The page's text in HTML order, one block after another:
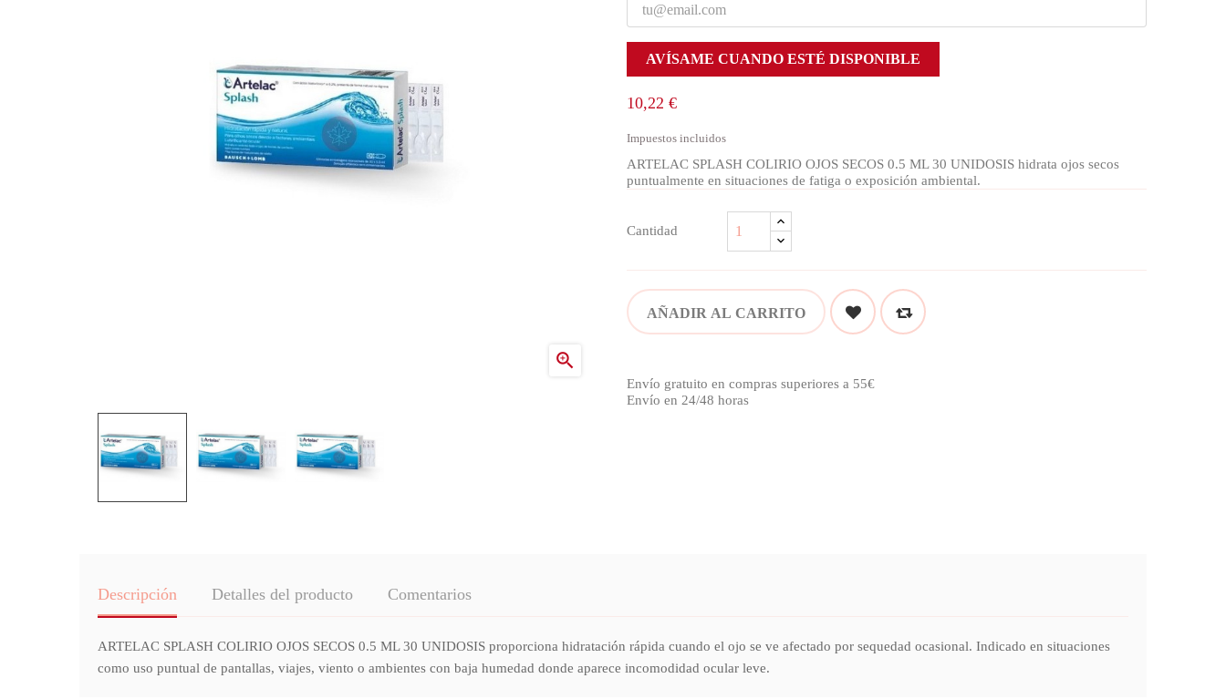

AVÍSAME CUANDO ESTÉ DISPONIBLE
10,22 €
Impuestos incluidos
ARTELAC SPLASH COLIRIO OJOS SECOS 0.5 ML 30 UNIDOSIS hidrata ojos secos
puntualmente en situaciones de fatiga o exposición ambiental.
Cantidad
AÑADIR AL CARRITO
Envío gratuito en compras superiores a 55€
Envío en 24/48 horas
Descripción Detalles del producto Comentarios
ARTELAC SPLASH COLIRIO OJOS SECOS 0.5 ML 30 UNIDOSIS proporciona hidratación rápida cuando el ojo se ve afectado por sequedad ocasional. Indicado en situaciones
como uso puntual de pantallas, viajes, viento o ambientes con baja humedad donde aparece incomodidad ocular leve.